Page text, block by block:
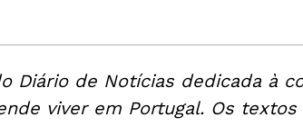
Diário de Notícias dedicada à
viver em Portugal. Os